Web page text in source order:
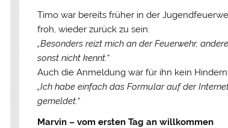
Timo war bereits früher in der
froh, wieder zurück zu sein:
„Besonders reizt mich an der Feuerwehr,
sonst nicht kennt.“
Auch die Anmeldung war für ihn kein
„Ich habe einfach das Formular auf der
gemeldet.“
Marvin – vom ersten Tag an willkommen